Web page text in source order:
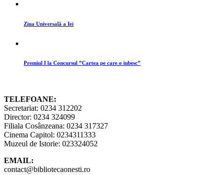
Ziua Universală a Iei
Premiul I la Concursul ”Cartea pe care o iubesc”
TELEFOANE:
Secretariat: 0234 312202
Director: 0234 324099
Filiala Cosânzeana: 0234 317327
Cinema Capitol: 0234311333
Muzeul de Istorie: 023324052
EMAIL:
contact@bibliotecaonesti.ro